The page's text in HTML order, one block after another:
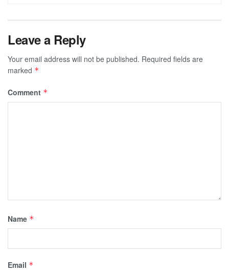
Leave a Reply
Your email address will not be published. Required fields are
marked *
Comment *
Name *
Email *